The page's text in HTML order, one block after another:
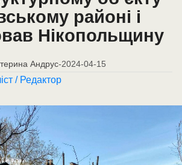
районі і
Нікопольщину
Андрус-2024-04-15
/ Редактор